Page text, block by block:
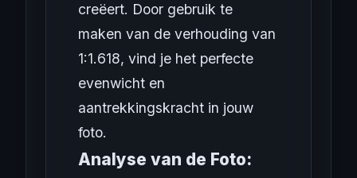
creëert. Door gebruik te
maken van de verhouding van
1:1.618, vind je het perfecte
evenwicht en
aantrekkingskracht in jouw
foto.
Analyse van de Foto: